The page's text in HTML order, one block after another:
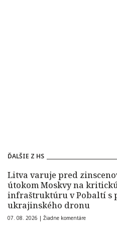
ĎALŠIE Z HS
Litva varuje pred
útokom Moskvy na
infraštruktúru v Pobaltí s
ukrajinského dronu
07. 08. 2026 | Žiadne komentáre